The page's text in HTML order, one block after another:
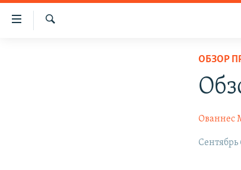
Ссылки
доступа
ОБЗОР
Ованнес
Сентябрь